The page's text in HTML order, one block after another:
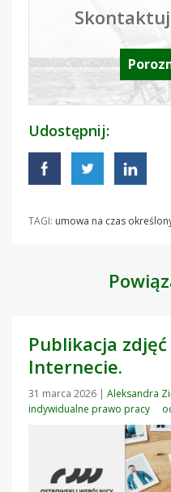
Udostępnij:
TAGI: umowa na czas
Publikacja
Internecie.
31 marca 2026 | Aleksandra
indywidualne prawo pracy